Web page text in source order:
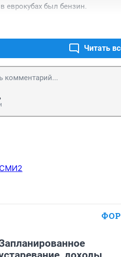
еврокубах был бензин.
Читать